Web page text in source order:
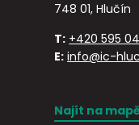
748 01, Hlučín
T: +420 595
E: info@ic-
Najít na mapě